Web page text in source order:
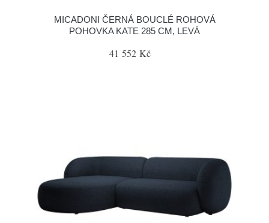
MICADONI ČERNÁ BOUCLÉ ROHOVÁ
POHOVKA KATE 285 CM, LEVÁ
41 552 Kč